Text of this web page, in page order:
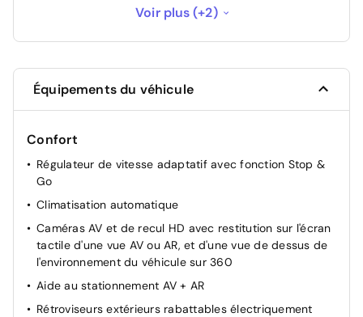
Teintes métallisées
Toit ouvrant 1 000 €
Voir plus (+2)
Équipements du véhicule
Confort
Régulateur de vitesse adaptatif avec fonction Stop &
Go
Climatisation automatique
Caméras AV et de recul HD avec restitution sur l'écran
tactile d'une vue AV ou AR, et d'une vue de dessus de
l'environnement du véhicule sur 360
Aide au stationnement AV + AR
Rétroviseurs extérieurs rabattables électriquement